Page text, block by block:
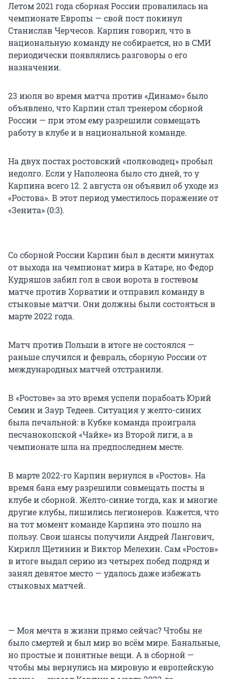
Летом 2021 года сборная России провалилась на
чемпионате Европы — свой пост покинул
Станислав Черчесов. Карпин говорил, что в
национальную команду не собирается, но в СМИ
периодически появлялись разговоры о его
назначении.
23 июля во время матча против «Динамо» было
объявлено, что Карпин стал тренером сборной
России — при этом ему разрешили совмещать
работу в клубе и в национальной команде.
На двух постах ростовский «полководец» пробыл
недолго. Если у Наполеона было сто дней, то у
Карпина всего 12. 2 августа он объявил об уходе из
«Ростова». В этот период уместилось поражение от
«Зенита» (0:3).
Со сборной России Карпин был в десяти минутах
от выхода на чемпионат мира в Катаре, но Федор
Кудряшов забил гол в свои ворота в гостевом
матче против Хорватии и отправил команду в
стыковые матчи. Они должны были состояться в
марте 2022 года.
Матч против Польши в итоге не состоялся —
раньше случился и февраль, сборную России от
международных матчей отстранили.
В «Ростове» за это время успели порабоать Юрий
Семин и Заур Тедеев. Ситуация у желто-синих
была печальной: в Кубке команда проиграла
песчанокопской «Чайке» из Второй лиги, а в
чемпионате шла на предпоследнем месте.
В марте 2022-го Карпин вернулся в «Ростов». На
время бана ему разрешили совмещать посты в
клубе и сборной. Желто-синие тогда, как и многие
другие клубы, лишились легионеров. Кажется, что
на тот момент команде Карпина это пошло на
пользу. Свои шансы получили Андрей Лангович,
Кирилл Щетинин и Виктор Мелехин. Сам «Ростов»
в итоге выдал серию из четырех побед подряд и
занял девятое место — удалось даже избежать
стыковых матчей.
— Моя мечта в жизни прямо сейчас? Чтобы не
было смертей и был мир во всём мире. Банальные,
но простые и понятные вещи. А в сборной —
чтобы мы вернулись на мировую и европейскую